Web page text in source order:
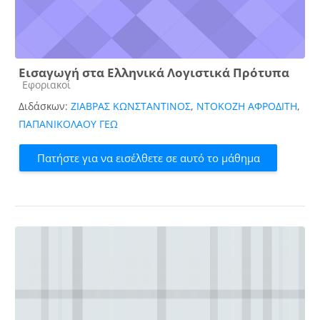
Εισαγωγή στα Ελληνικά Λογιστικά Πρότυπα
Κατηγορία μαθήματος
Εφοριακοί
Διδάσκων: ΖΙΑΒΡΑΣ ΚΩΝΣΤΑΝΤΙΝΟΣ, ΝΤΟΚΟΖΗ ΑΦΡΟΔΙΤΗ,
ΠΑΠΑΝΙΚΟΛΑΟΥ ΓΕΩ
Πατήστε για να εισέλθετε σε αυτό το μάθημα